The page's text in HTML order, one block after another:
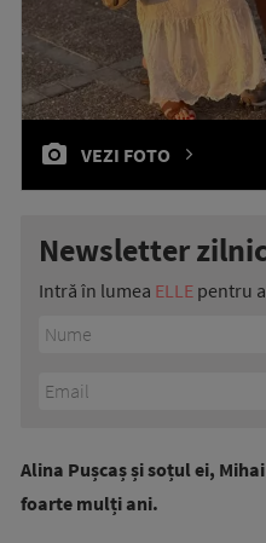
VEZI FOTO
Newsletter
Intră în lumea ELLE pentru
Alina Pușcaș și soțul ei,
foarte mulți ani.